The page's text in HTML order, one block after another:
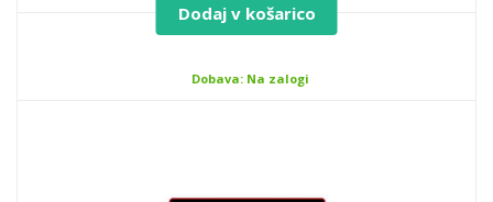
Dodaj v košarico
Dobava: Na zalogi